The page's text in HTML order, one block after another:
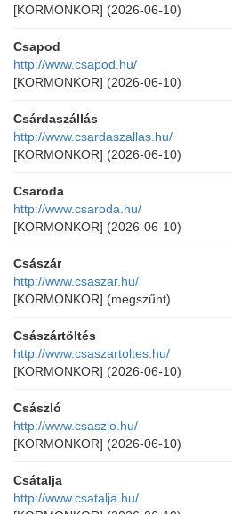
[KORMONKOR] (2026-06-10)
Csapod
http://www.csapod.hu/
[KORMONKOR] (2026-06-10)
Csárdaszállás
http://www.csardaszallas.hu/
[KORMONKOR] (2026-06-10)
Csaroda
http://www.csaroda.hu/
[KORMONKOR] (2026-06-10)
Császár
http://www.csaszar.hu/
[KORMONKOR] (megszűnt)
Császártöltés
http://www.csaszartoltes.hu/
[KORMONKOR] (2026-06-10)
Császló
http://www.csaszlo.hu/
[KORMONKOR] (2026-06-10)
Csátalja
http://www.csatalja.hu/